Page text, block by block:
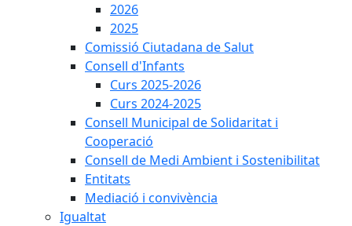
2026
2025
Comissió Ciutadana de Salut
Consell d'Infants
Curs 2025-2026
Curs 2024-2025
Consell Municipal de Solidaritat i
Cooperació
Consell de Medi Ambient i Sostenibilitat
Entitats
Mediació i convivència
Igualtat